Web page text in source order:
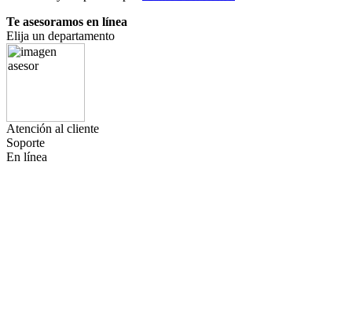
Te asesoramos en línea
Elija un departamento
Atención al cliente
Soporte
En línea